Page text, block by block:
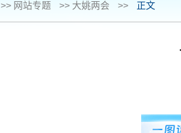
>> 网站专题 >> 大姚两会 >> 正文